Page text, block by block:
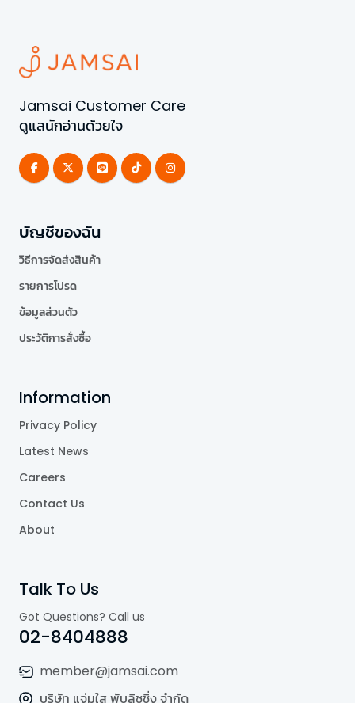
Jamsai Customer Care
ดูแลนักอ่านด้วยใจ
บัญชีของฉัน
วิธีการจัดส่งสินค้า
รายการโปรด
ข้อมูลส่วนตัว
ประวัติการสั่งซื้อ
Information
Privacy Policy
Latest News
Careers
Contact Us
About
Talk To Us
Got Questions? Call us
02-8404888
member@jamsai.com
บริษัท แจ่มใส พับลิชชิ่ง จำกัด